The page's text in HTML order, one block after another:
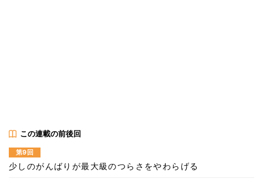
この連載の前後回
第9回
少しのがんばりが最大級のつらさをやわらげる